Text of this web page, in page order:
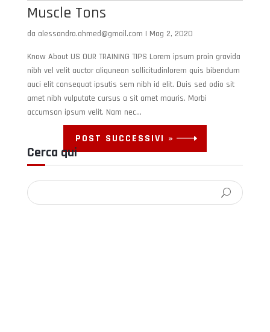
Muscle Tons
da alessandro.ahmed@gmail.com | Mag 2, 2020
Know About US OUR TRAINING TIPS Lorem ipsum proin gravida
nibh vel velit auctor aliqunean sollicitudinlorem quis bibendum
auci elit consequat ipsutis sem nibh id elit. Duis sed odio sit
amet nibh vulputate cursus a sit amet mauris. Morbi
accumsan ipsum velit. Nam nec...
POST SUCCESSIVI »
Cerca qui